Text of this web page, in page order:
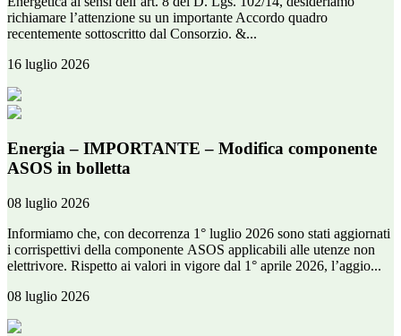
richiamare l’attenzione su un importante Accordo quadro
recentemente sottoscritto dal Consorzio. &...
16 luglio 2026
Energia – IMPORTANTE – Modifica componente
ASOS in bolletta
08 luglio 2026
Informiamo che, con decorrenza 1° luglio 2026 sono stati aggiornati
i corrispettivi della componente ASOS applicabili alle utenze non
elettrivore. Rispetto ai valori in vigore dal 1° aprile 2026, l’aggio...
08 luglio 2026